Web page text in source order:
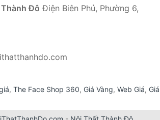
Đô Điện Biên Phủ, Phường 6,
, The Face Shop 360, Giá Vàng, Web Giá, Giá